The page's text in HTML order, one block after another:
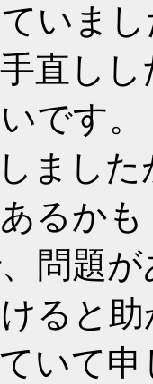
いま
直し
です。
しまし
るかも
問題
ると
いて